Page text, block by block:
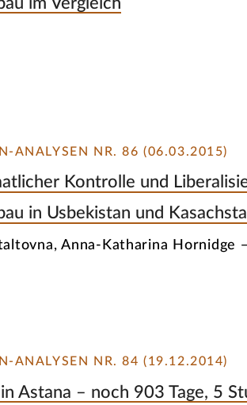
ANALYSEN NR. 86 (06.03.2015)
Kontrolle und
in Usbekistan und
Anna-Katharina Hornidge
ANALYSEN NR. 84 (19.12.2014)
Astana – noch 903 Tage, 5